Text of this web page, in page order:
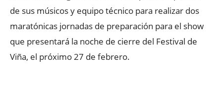
de sus músicos y equipo técnico para realizar dos
maratónicas jornadas de preparación para el show
que presentará la noche de cierre del Festival de
Viña, el próximo 27 de febrero.